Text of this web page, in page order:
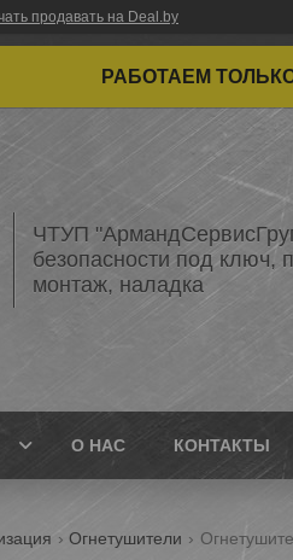
продавать на Deal.by
РАБОТАЕМ
ЧТУП
безопасности под ключ,
монтаж, наладка
О НАС КОНТАКТЫ
Огнетушители